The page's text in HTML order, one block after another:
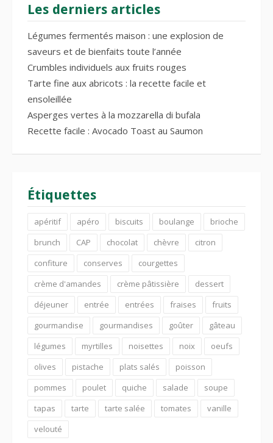
Les derniers articles
Légumes fermentés maison : une explosion de
saveurs et de bienfaits toute l’année
Crumbles individuels aux fruits rouges
Tarte fine aux abricots : la recette facile et
ensoleillée
Asperges vertes à la mozzarella di bufala
Recette facile : Avocado Toast au Saumon
Étiquettes
apéritif apéro biscuits boulange
brioche
brunch
CAP chocolat chèvre
citron
confiture
conserves
courgettes
crème d'amandes
crème pâtissière
dessert
déjeuner
entrée entrées fraises
fruits
gourmandise
gourmandises goûter
gâteau
légumes
myrtilles noisettes noix
oeufs
olives
pistache plats salés
poisson
pommes
poulet quiche salade
soupe
tapas
tarte tarte salée tomates
vanille
velouté